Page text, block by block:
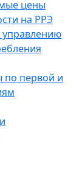
цены
на РРЭ
управлению
по первой и